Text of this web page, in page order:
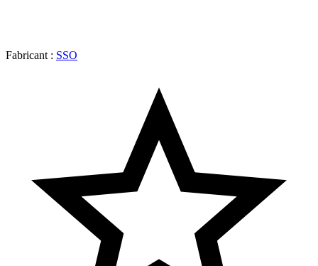
Fabricant : SSO